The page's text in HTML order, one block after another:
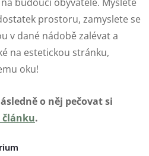
prostoru, zamyslete se
v dané nádobě zalévat a
na estetickou stránku,
oku!
o něj pečovat si
.